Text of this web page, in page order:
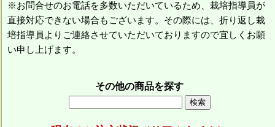
※お問合せのお電話を多数いただいているため、栽培指導員が
直接対応できない場合もございます。その際には、折り返し栽
培指導員よりご連絡させていただいておりますので宜しくお願
い申し上げます。
その他の商品を探す